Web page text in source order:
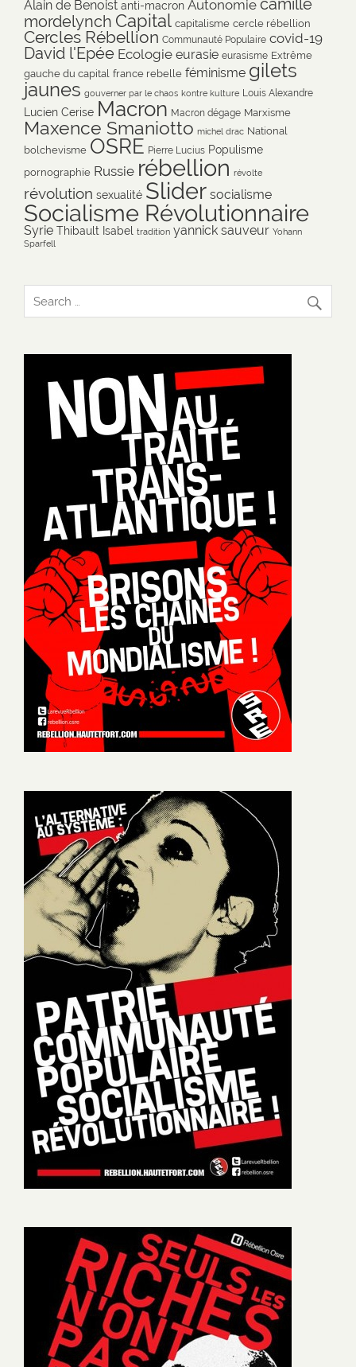
Alain de Benoist anti-macron Autonomie camille
mordelynch Capital capitalisme cercle rébellion
Cercles Rébellion Communauté Populaire covid-19
David l'Epée Ecologie eurasie eurasisme Extrême
gauche du capital france rebelle féminisme gilets
jaunes gouverner par le chaos kontre kulture Louis Alexandre
Lucien Cerise Macron Macron dégage Marxisme
Maxence Smaniotto michel drac National
bolchevisme OSRE Pierre Lucius Populisme
pornographie Russie rébellion révolte
révolution sexualité Slider socialisme
Socialisme Révolutionnaire
Syrie Thibault Isabel tradition yannick sauveur Yohann
Sparfell